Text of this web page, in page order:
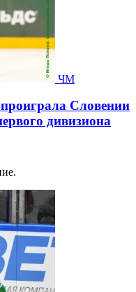
ЧМ
Словении
дивизиона